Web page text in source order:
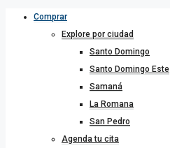
Comprar
Explore por ciudad
Santo Domingo
Santo Domingo Este
Samaná
La Romana
San Pedro
Agenda tu cita